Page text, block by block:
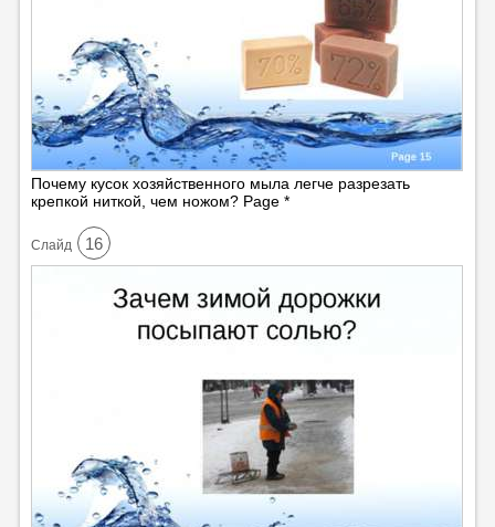
Почему кусок хозяйственного мыла легче разрезать
крепкой ниткой, чем ножом? Page *
Cлайд 16